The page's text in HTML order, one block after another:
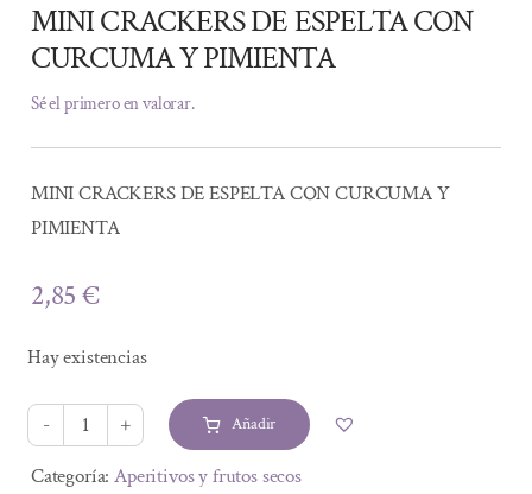
MINI CRACKERS DE ESPELTA CON
CURCUMA Y PIMIENTA
Sé el primero en valorar.
MINI CRACKERS DE ESPELTA CON CURCUMA Y
PIMIENTA
2,85€
Hay existencias
MINI
CRACKERS
Añadir
Alternative:
Categoría:Aperitivos y frutos secos